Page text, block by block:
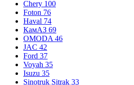
Chery 100
Foton 76
Haval 74
КамАЗ 69
OMODA 46
JAC 42
Ford 37
Voyah 35
Isuzu 35
Sinotruk Sitrak 33